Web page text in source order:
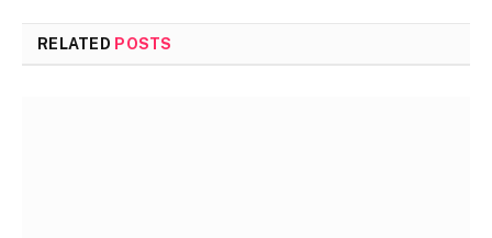
RELATED POSTS